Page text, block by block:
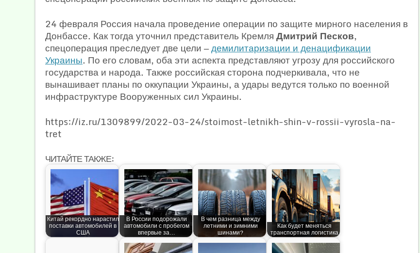
24 февраля Россия начала проведение операции по защите мирного населения в
Донбассе. Как тогда уточнил представитель Кремля Дмитрий Песков,
спецоперация преследует две цели —демилитаризации и денацификации
Украины. По его словам, оба эти аспекта представляют угрозу для российского
государства и народа. Также российская сторона подчеркивала, что не
вынашивает планы по оккупации Украины, а удары ведутся только по военной
инфраструктуре Вооруженных сил Украины.
https://iz.ru/1309899/2022-03-24/stoimost-letnikh-shin-v-rossii-vyrosla-na-
tret
ЧИТАЙТЕ ТАКЖЕ:
Китай рекордно нарастил
поставки автомобилей в
США
В России подорожали
автомобили с пробегом
впервые за…
В чем разница между
летними и зимними
шинами?
Как будет меняться
транспортная логистика